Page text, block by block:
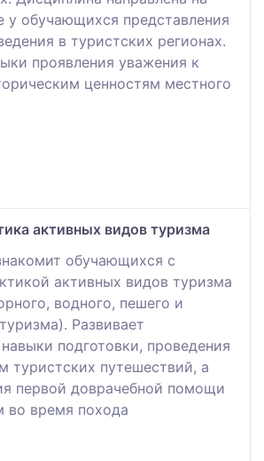
у обучающихся представления
в туристских регионах.
проявления уважения к
ценностям местного
активных видов туризма
обучающихся с
активных видов туризма
водного, пешего и
Развивает
подготовки, проведения
туристских путешествий, а
первой доврачебной помощи
во время похода